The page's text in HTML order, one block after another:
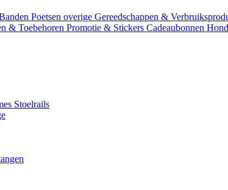
Poetsen overige Gereedschappen &
& Toebehoren Promotie & Stickers Cadeaubonnen
Stoelrails